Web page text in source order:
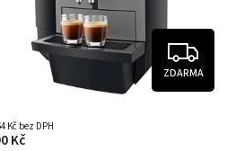
ZDARMA
Kč bez DPH
Kč